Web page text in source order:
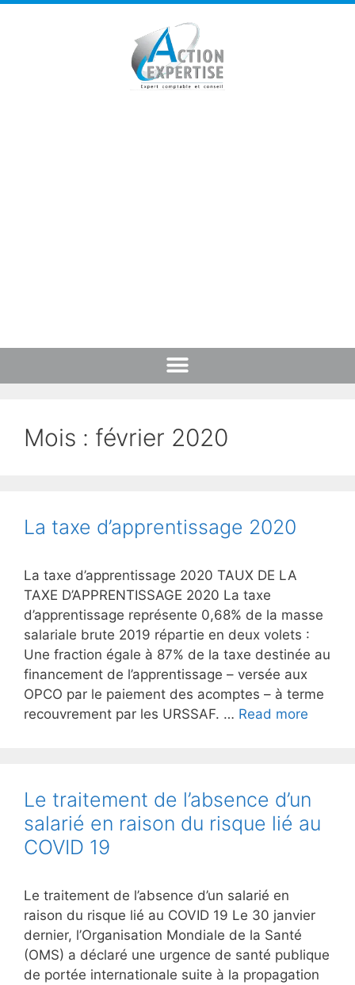
Mois : février 2020
La taxe d’apprentissage 2020
La taxe d’apprentissage 2020 TAUX DE LA
TAXE D’APPRENTISSAGE 2020 La taxe
d’apprentissage représente 0,68% de la masse
salariale brute 2019 répartie en deux volets :
Une fraction égale à 87% de la taxe destinée au
financement de l’apprentissage – versée aux
OPCO par le paiement des acomptes – à terme
recouvrement par les URSSAF. … Read more
Le traitement de l’absence d’un
salarié en raison du risque lié au
COVID 19
Le traitement de l’absence d’un salarié en
raison du risque lié au COVID 19 Le 30 janvier
dernier, l’Organisation Mondiale de la Santé
(OMS) a déclaré une urgence de santé publique
de portée internationale suite à la propagation